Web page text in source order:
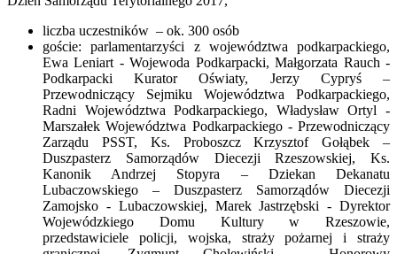
liczba uczestników – ok. 300 osób
goście: parlamentarzyści z województwa podkarpackiego,
Ewa Leniart - Wojewoda Podkarpacki, Małgorzata Rauch -
Podkarpacki Kurator Oświaty, Jerzy Cypryś –
Przewodniczący Sejmiku Województwa Podkarpackiego,
Radni Województwa Podkarpackiego, Władysław Ortyl -
Marszałek Województwa Podkarpackiego - Przewodniczący
Zarządu PSST, Ks. Proboszcz Krzysztof Gołąbek –
Duszpasterz Samorządów Diecezji Rzeszowskiej, Ks.
Kanonik Andrzej Stopyra – Dziekan Dekanatu
Lubaczowskiego – Duszpasterz Samorządów Diecezji
Zamojsko - Lubaczowskiej, Marek Jastrzębski - Dyrektor
Wojewódzkiego Domu Kultury w Rzeszowie,
przedstawiciele policji, wojska, straży pożarnej i straży